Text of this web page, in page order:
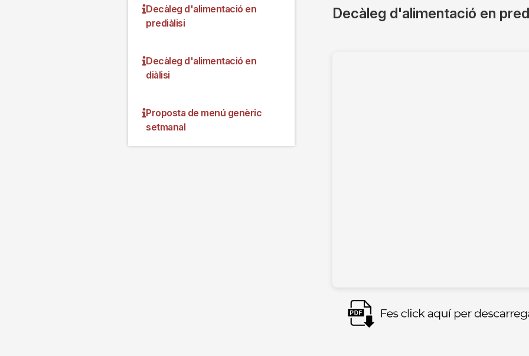
Decàleg d'alimentació en
prediàlisi
Decàleg d'alimentació en
diàlisi
Proposta de menú genèric
setmanal
Decàleg d'alimentació en
Imagen